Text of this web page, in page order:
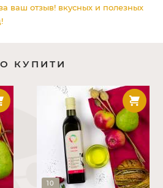
ваш отзыв! вкусных и полезных
КУПИТИ
10